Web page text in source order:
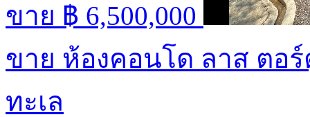
ขาย ฿ 6,500,000
ขาย ห้องคอนโด ลาส ตอร์
ทะเล